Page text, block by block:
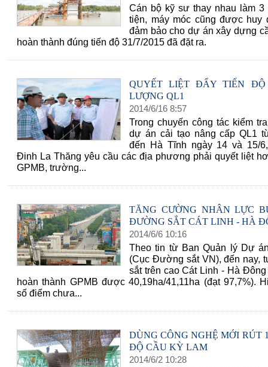
Cán bộ kỹ sư thay nhau làm
tiện, máy móc cũng được huy
đảm bảo cho dự án xây dựng
hoàn thành đúng tiến độ 31/7/2015 đã đặt ra.
QUYẾT LIỆT ĐẨY TIẾN
LƯỢNG QL1
2014/6/16 8:57
Trong chuyến công tác kiểm
dự án cải tạo nâng cấp QL1
đến Hà Tĩnh ngày 14 và 15/
Đinh La Thăng yêu cầu các địa phương phải quyết liệt
GPMB, trường...
TĂNG CƯỜNG NHÂN LỰC
ĐƯỜNG SẮT CÁT LINH - HÀ
2014/6/6 10:16
Theo tin từ Ban Quản lý Dự
(Cục Đường sắt VN), đến nay,
sắt trên cao Cát Linh - Hà
hoàn thành GPMB được 40,19ha/41,11ha (đạt 97,7%).
số điểm chưa...
DÙNG CÔNG NGHỆ MỚI RÚT
ĐỘ CẦU KỲ LAM
2014/6/2 10:28